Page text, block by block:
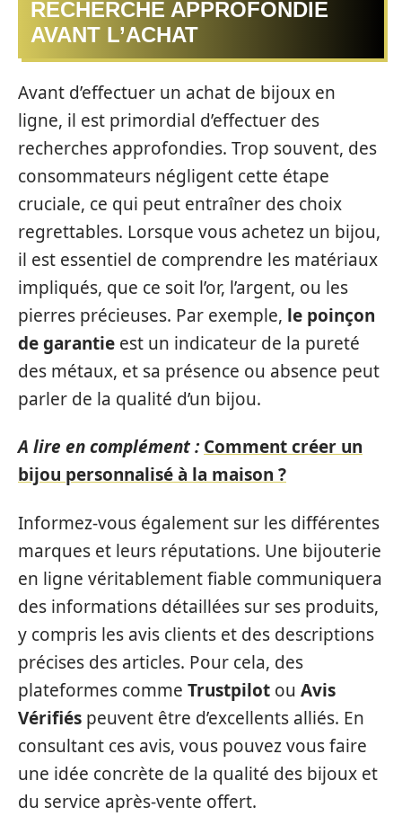
RECHERCHE APPROFONDIE
AVANT L’ACHAT
Avant d’effectuer un achat de bijoux en
ligne, il est primordial d’effectuer des
recherches approfondies. Trop souvent, des
consommateurs négligent cette étape
cruciale, ce qui peut entraîner des choix
regrettables. Lorsque vous achetez un bijou,
il est essentiel de comprendre les matériaux
impliqués, que ce soit l’or, l’argent, ou les
pierres précieuses. Par exemple, le poinçon
de garantie est un indicateur de la pureté
des métaux, et sa présence ou absence peut
parler de la qualité d’un bijou.
A lire en complément : Comment créer un
bijou personnalisé à la maison ?
Informez-vous également sur les différentes
marques et leurs réputations. Une bijouterie
en ligne véritablement fiable communiquera
des informations détaillées sur ses produits,
y compris les avis clients et des descriptions
précises des articles. Pour cela, des
plateformes comme Trustpilot ou Avis
Vérifiés peuvent être d’excellents alliés. En
consultant ces avis, vous pouvez vous faire
une idée concrète de la qualité des bijoux et
du service après-vente offert.